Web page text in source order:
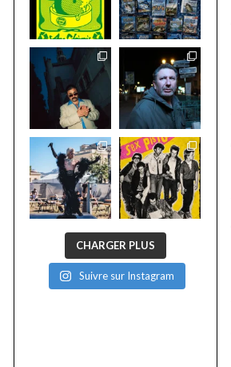
CHARGER PLUS
Suivre sur Instagram